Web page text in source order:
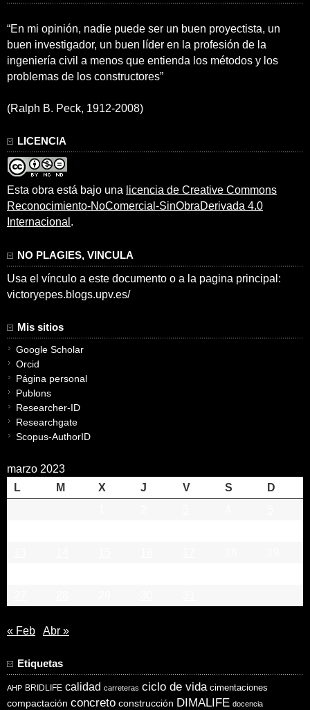
“En mi opinión, nadie puede ser un buen proyectista, un
buen investigador, un buen líder en la profesión de la
ingeniería civil a menos que entienda los métodos y los
problemas de los constructores”
(Ralph B. Peck, 1912-2008)
LICENCIA
Esta obra está bajo una licencia de Creative Commons
Reconocimiento-NoComercial-SinObraDerivada 4.0
Internacional .
NO PLAGIES, VINCULA
Usa el vínculo a este documento o a la pagina principal:
victoryepes.blogs.upv.es/
Mis sitios
Google Scholar
Orcid
Página personal
Publons
Researcher-ID
Researchgate
Scopus-AuthorID
marzo 2023
L
M X J V S
D
« Feb Abr »
Etiquetas
AHP BRIDLIFE calidad carreteras ciclo de vida cimentaciones
compactación concreto construcción DIMALIFE docencia